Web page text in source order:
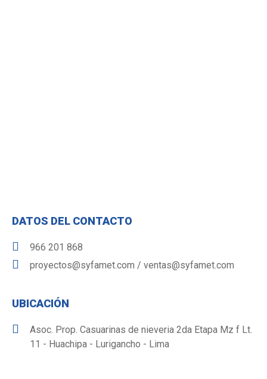
DATOS DEL CONTACTO
966 201 868
proyectos@syfamet.com / ventas@syfamet.com
UBICACIÓN
Asoc. Prop. Casuarinas de nieveria 2da Etapa Mz f Lt.
11 - Huachipa - Lurigancho - Lima